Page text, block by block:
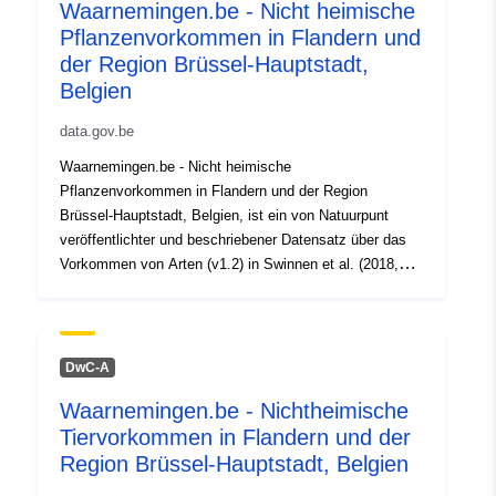
Místní: Souřadnice: [ [ 2.54, 51.51 ],
[ 6.41, 51.51 ], [ 6.41, 49.49 ],
Identifikátory:
e1982071-5186-429b-bb20-
f8dcdde95da9
Přístupová práva:
Waarnemingen.be - Nicht heimische
Pflanzenvorkommen in Flandern und
der Region Brüssel-Hauptstadt,
Belgien
data.gov.be
Waarnemingen.be - Nicht heimische
Pflanzenvorkommen in Flandern und der Region
Brüssel-Hauptstadt, Belgien, ist ein von Natuurpunt
veröffentlichter und beschriebener Datensatz über das
Vorkommen von Arten (v1.2) in Swinnen et al. (2018,
einheimischen Pflanzen-, Algen- und Pilzarten, die von
Freiwilligen (Bürgerwissenschaftlern) hauptsächlich seit
aus der Datenbank http://www.waarnemingen.be, die bei
der Naturschutz-NGO Natuurpunt in Zusammenarbeit
mit der Stichting Natuurinformatie gehostet wird.
DwC-A
Waarnemingen.be - Nichtheimische
Tiervorkommen in Flandern und der
Region Brüssel-Hauptstadt, Belgien